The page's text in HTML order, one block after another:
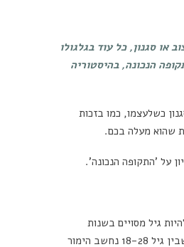
או סגנון, כל עוד בגלגולו
הנכונה, בהיסטוריה
כשלעצמו, כמו בזכות
שהוא מעלה בכם.
על 'התקופה הנכונה'.
גיל מסויים בשנות
ההתבגרות (העשור שבין גיל 18-28 נחשב הימור